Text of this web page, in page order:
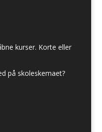
kurser. Korte eller
på skoleskemaet?